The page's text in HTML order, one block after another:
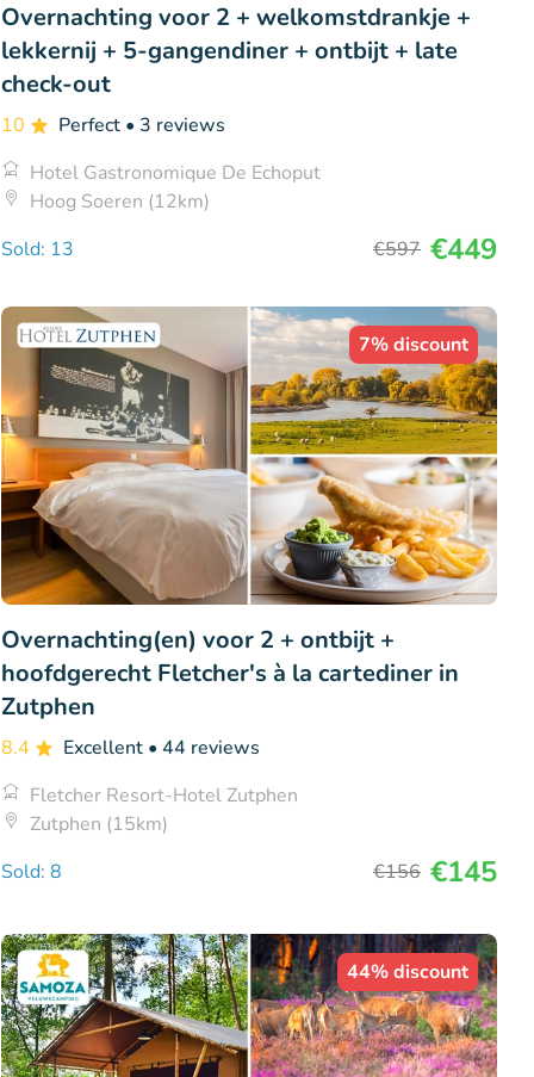
Overnachting voor 2 + welkomstdrankje +
lekkernij + 5-gangendiner + ontbijt + late
check-out
10 Perfect • 3 reviews
Hotel Gastronomique De Echoput
Hoog Soeren (12km)
Sold: 13
€597 €449
7% discount
Overnachting(en) voor 2 + ontbijt +
hoofdgerecht Fletcher's à la cartediner in
Zutphen
8.4 Excellent • 44 reviews
Fletcher Resort-Hotel Zutphen
Zutphen (15km)
Sold: 8
€156 €145
44% discount